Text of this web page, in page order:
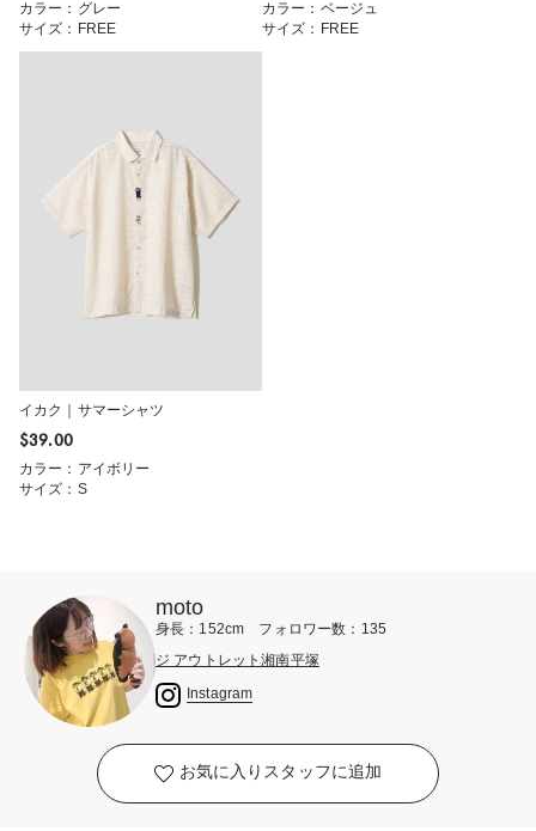
カラー：グレー
サイズ：FREE
カラー：ベージュ
サイズ：FREE
イカク｜サマーシャツ
$‌39.00
カラー：アイボリー
サイズ：S
moto
身長：152cm フォロワー数：135
ジ アウトレット湘南平塚
Instagram
お気に入りスタッフに追加